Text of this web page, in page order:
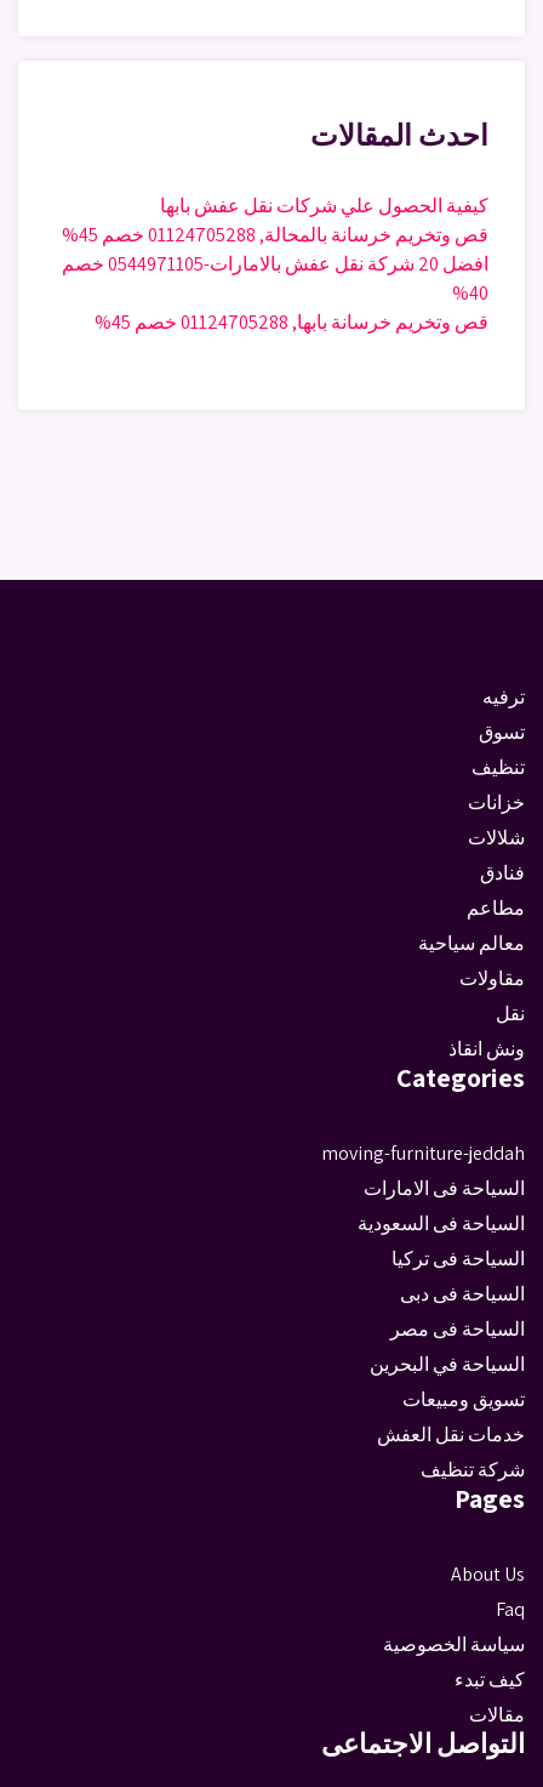
احدث المقالات
كيفية الحصول علي شركات نقل عفش بابها
قص وتخريم خرسانة بالمحالة, 01124705288 خصم 45%
افضل 20 شركة نقل عفش بالامارات-0544971105 خصم
40%
قص وتخريم خرسانة بابها, 01124705288 خصم 45%
ترفيه
تسوق
تنظيف
خزانات
شلالات
فنادق
مطاعم
معالم سياحية
مقاولات
نقل
ونش انقاذ
Categories
moving-furniture-jeddah
السياحة فى الامارات
السياحة فى السعودية
السياحة فى تركيا
السياحة فى دبى
السياحة فى مصر
السياحة في البحرين
تسويق ومبيعات
خدمات نقل العفش
شركة تنظيف
Pages
About Us
Faq
سياسة الخصوصية
كيف تبدء
مقالات
التواصل الاجتماعى